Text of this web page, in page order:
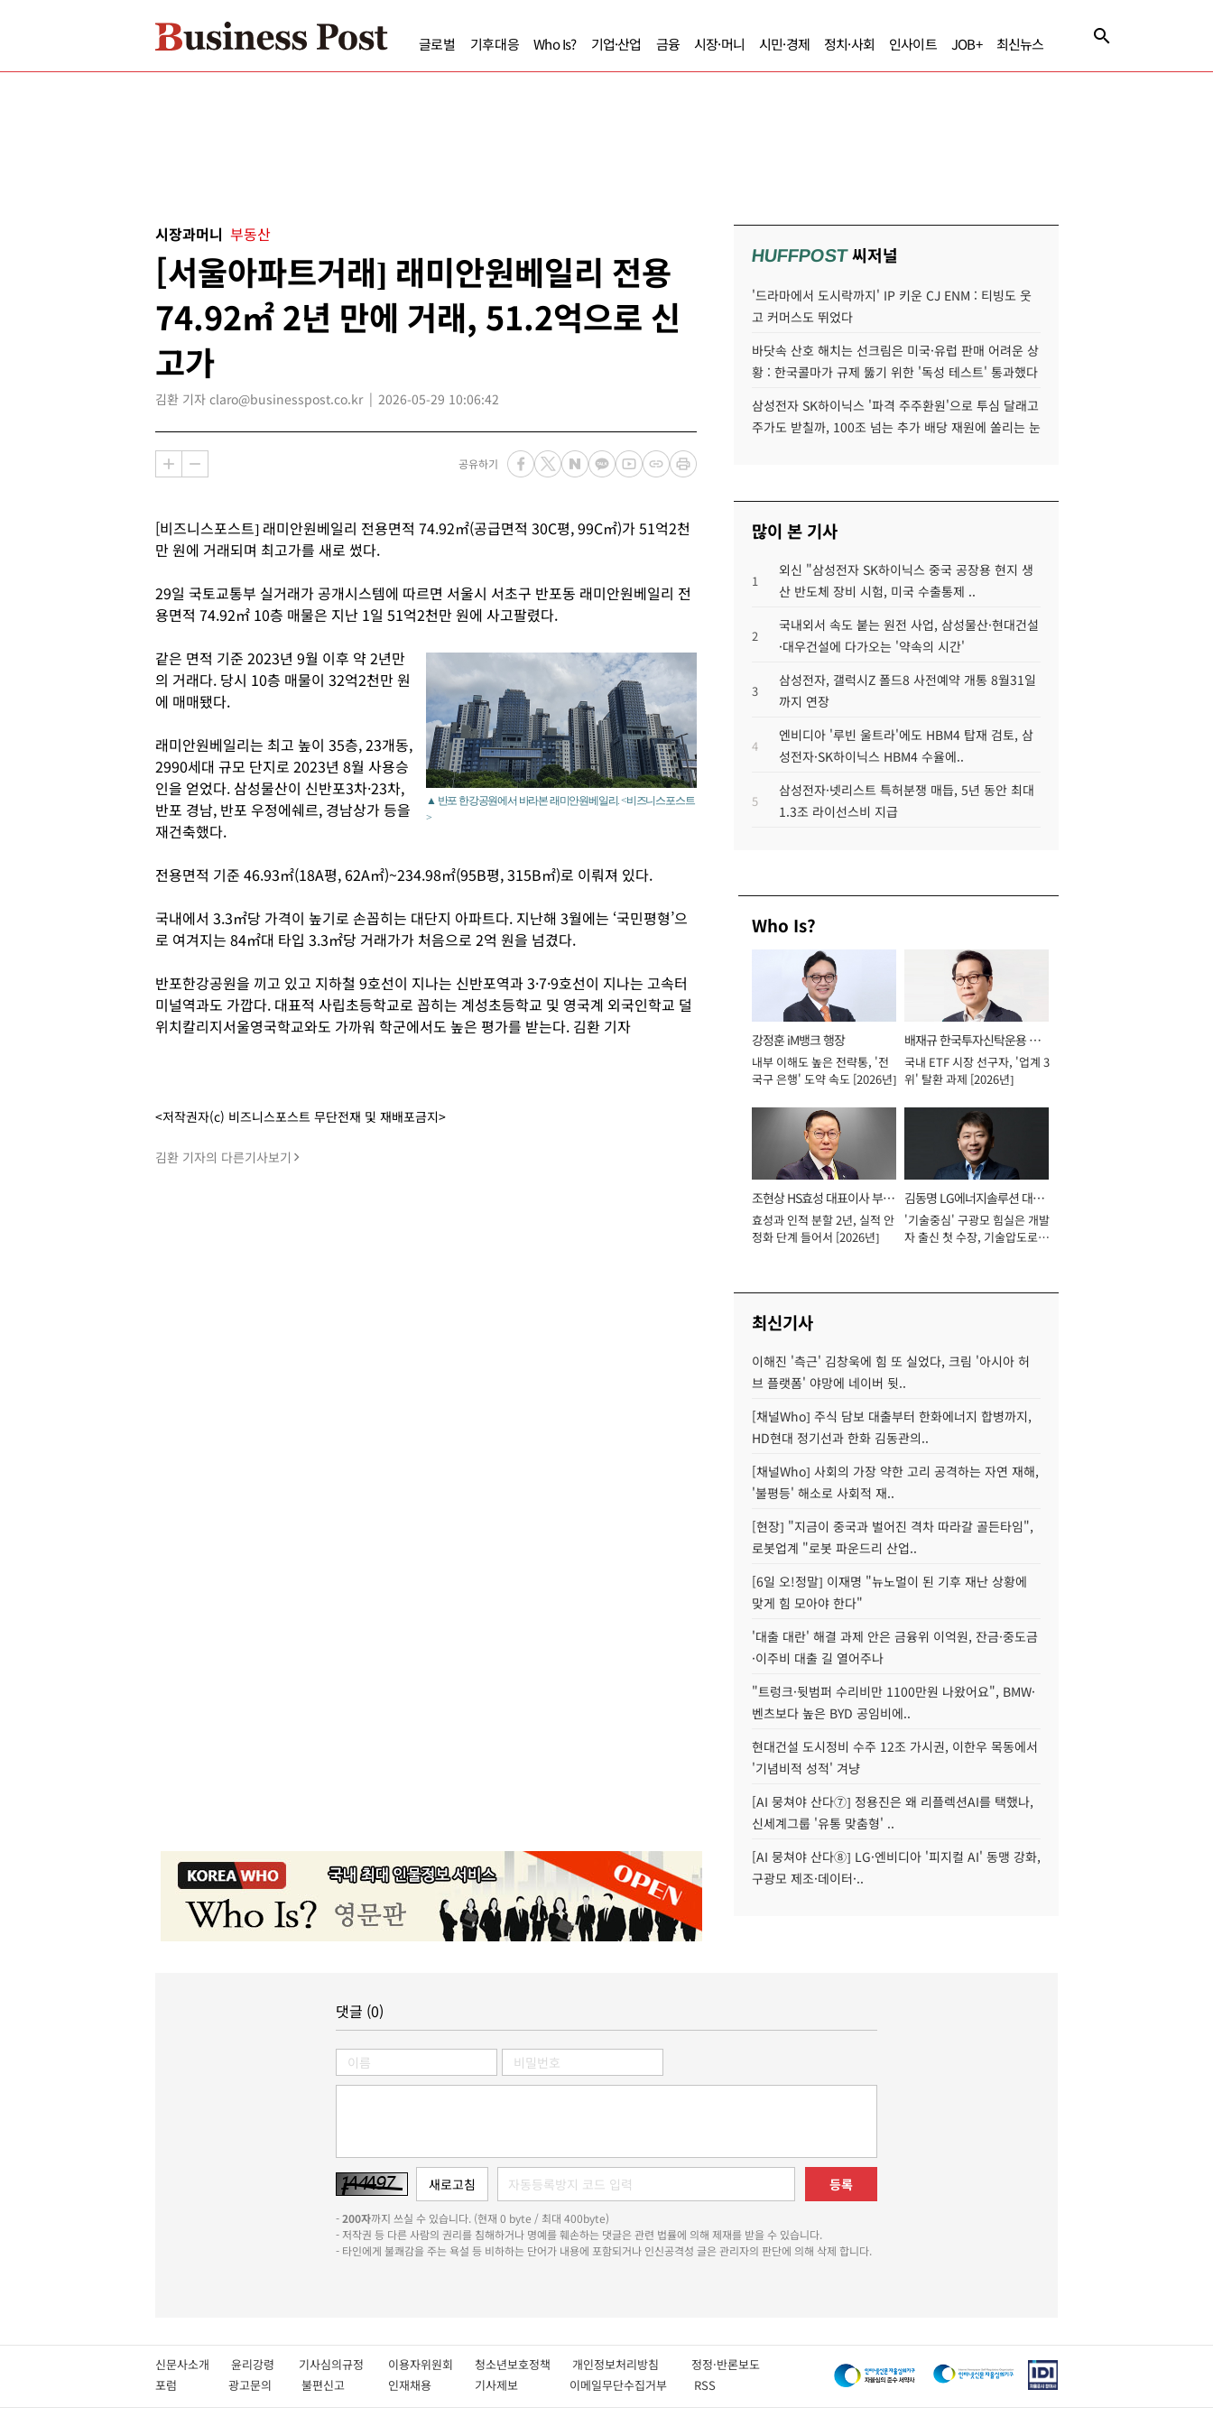
글로벌 기후대응 Who Is? 기업·산업 금융 시장·머니 시민·경제 정치·사회 인사이트 JOB+ 최신뉴스
시장과머니 부동산
[서울아파트거래] 래미안원베일리 전용
74.92㎡ 2년 만에 거래, 51.2억으로 신
고가
김환 기자 claro@businesspost.co.kr 2026-05-29 10:06:42
공유하기
[비즈니스포스트] 래미안원베일리 전용면적 74.92㎡(공급면적 30C평, 99C㎡)가 51억2천
만 원에 거래되며 최고가를 새로 썼다.
29일 국토교통부 실거래가 공개시스템에 따르면 서울시 서초구 반포동 래미안원베일리 전
용면적 74.92㎡ 10층 매물은 지난 1일 51억2천만 원에 사고팔렸다.
▲ 반포 한강공원에서 바라본 래미안원베일리. <비즈니스포스트
>
같은 면적 기준 2023년 9월 이후 약 2년만
의 거래다. 당시 10층 매물이 32억2천만 원
에 매매됐다.
래미안원베일리는 최고 높이 35층, 23개동,
2990세대 규모 단지로 2023년 8월 사용승
인을 얻었다. 삼성물산이 신반포3차·23차,
반포 경남, 반포 우정에쉐르, 경남상가 등을
재건축했다.
전용면적 기준 46.93㎡(18A평, 62A㎡)~234.98㎡(95B평, 315B㎡)로 이뤄져 있다.
국내에서 3.3㎡당 가격이 높기로 손꼽히는 대단지 아파트다. 지난해 3월에는 ‘국민평형’으
로 여겨지는 84㎡대 타입 3.3㎡당 거래가가 처음으로 2억 원을 넘겼다.
반포한강공원을 끼고 있고 지하철 9호선이 지나는 신반포역과 3·7·9호선이 지나는 고속터
미널역과도 가깝다. 대표적 사립초등학교로 꼽히는 계성초등학교 및 영국계 외국인학교 덜
위치칼리지서울영국학교와도 가까워 학군에서도 높은 평가를 받는다. 김환 기자
<저작권자(c) 비즈니스포스트 무단전재 및 재배포금지>
김환 기자의 다른기사보기
HUFFPOST씨저널
'드라마에서 도시락까지' IP 키운 CJ ENM : 티빙도 웃
고 커머스도 뛰었다
바닷속 산호 해치는 선크림은 미국·유럽 판매 어려운 상
황 : 한국콜마가 규제 뚫기 위한 '독성 테스트' 통과했다
삼성전자 SK하이닉스 '파격 주주환원'으로 투심 달래고
주가도 받칠까, 100조 넘는 추가 배당 재원에 쏠리는 눈
많이 본 기사
1
외신 "삼성전자 SK하이닉스 중국 공장용 현지 생
산 반도체 장비 시험, 미국 수출통제 ..
2
국내외서 속도 붙는 원전 사업, 삼성물산·현대건설
·대우건설에 다가오는 '약속의 시간'
3
삼성전자, 갤럭시Z 폴드8 사전예약 개통 8월31일
까지 연장
4
엔비디아 '루빈 울트라'에도 HBM4 탑재 검토, 삼
성전자·SK하이닉스 HBM4 수율에..
5
삼성전자·넷리스트 특허분쟁 매듭, 5년 동안 최대
1.3조 라이선스비 지급
Who Is?
강정훈 iM뱅크 행장
내부 이해도 높은 전략통, '전
국구 은행' 도약 속도 [2026년]
배재규 한국투자신탁운용 대
표이사 사장
국내 ETF 시장 선구자, '업계 3
위' 탈환 과제 [2026년]
조현상 HS효성 대표이사 부회
장
효성과 인적 분할 2년, 실적 안
정화 단계 들어서 [2026년]
김동명 LG에너지솔루션 대표
이사 사장
'기술중심' 구광모 힘실은 개발
자 출신 첫 수장, 기술압도로
최신기사
이해진 '측근' 김창욱에 힘 또 실었다, 크림 '아시아 허
브 플랫폼' 야망에 네이버 뒷..
[채널Who] 주식 담보 대출부터 한화에너지 합병까지,
HD현대 정기선과 한화 김동관의..
[채널Who] 사회의 가장 약한 고리 공격하는 자연 재해,
'불평등' 해소로 사회적 재..
[현장] "지금이 중국과 벌어진 격차 따라갈 골든타임",
로봇업계 "로봇 파운드리 산업..
[6일 오!정말] 이재명 "뉴노멀이 된 기후 재난 상황에
맞게 힘 모아야 한다"
'대출 대란' 해결 과제 안은 금융위 이억원, 잔금·중도금
·이주비 대출 길 열어주나
"트렁크·뒷범퍼 수리비만 1100만원 나왔어요", BMW·
벤츠보다 높은 BYD 공임비에..
현대건설 도시정비 수주 12조 가시권, 이한우 목동에서
'기념비적 성적' 겨냥
[AI 뭉쳐야 산다⑦] 정용진은 왜 리플렉션AI를 택했나,
신세계그룹 '유통 맞춤형' ..
[AI 뭉쳐야 산다⑧] LG·엔비디아 '피지컬 AI' 동맹 강화,
구광모 제조·데이터·..
댓글 (0)
등록
-200자까지 쓰실 수 있습니다. (현재 0 byte / 최대 400byte)
- 저작권 등 다른 사람의 권리를 침해하거나 명예를 훼손하는 댓글은 관련 법률에 의해 제재를 받을 수 있습니다.
- 타인에게 불쾌감을 주는 욕설 등 비하하는 단어가 내용에 포함되거나 인신공격성 글은 관리자의 판단에 의해 삭제 합니다.
신문사소개 윤리강령 기사심의규정 이용자위원회 청소년보호정책 개인정보처리방침 정정·반론보도
포럼
광고문의 불편신고 인재채용 기사제보 이메일무단수집거부 RSS